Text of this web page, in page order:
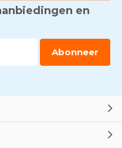
en
Abonneer